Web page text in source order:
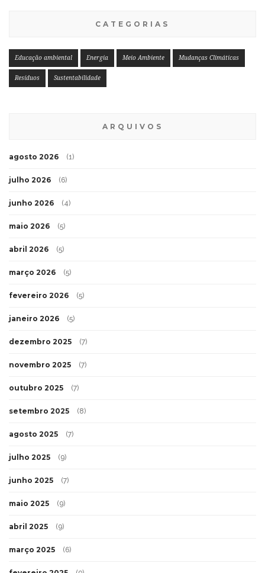
CATEGORIAS
Educação ambiental Energia Meio Ambiente Mudanças Climáticas
Resíduos Sustentabilidade
ARQUIVOS
agosto 2026 (1)
julho 2026 (6)
junho 2026 (4)
maio 2026 (5)
abril 2026 (5)
março 2026 (5)
fevereiro 2026 (5)
janeiro 2026 (5)
dezembro 2025 (7)
novembro 2025 (7)
outubro 2025 (7)
setembro 2025 (8)
agosto 2025 (7)
julho 2025 (9)
junho 2025 (7)
maio 2025 (9)
abril 2025 (9)
março 2025 (6)